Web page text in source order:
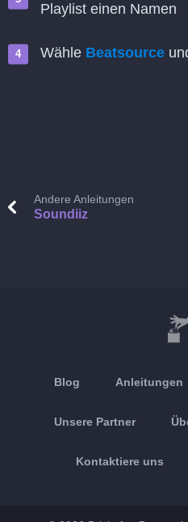
Playlist einen Namen
Wähle Beatsource
Andere Anleitungen
Soundiiz
Blog Anleitungen
Unsere Partner
Kontaktiere uns